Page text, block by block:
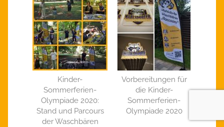
Kinder-
Sommerferien-
Olympiade 2020:
Stand und Parcours
der Waschbären
Vorbereitungen für
die Kinder-
Sommerferien-
Olympiade 2020